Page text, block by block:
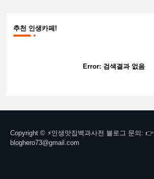
추천 인생카페!
Error: 검색결과 없음
Copyright © ⚡인생맛집백과사전 블로그 문의: 👉
bloghero73@gmail.com